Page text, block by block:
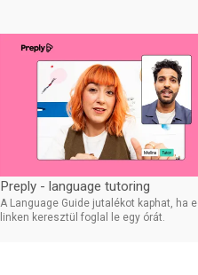
Preply - language tutoring
A Language Guide jutalékot kaphat, ha
linken keresztül foglal le egy órát.